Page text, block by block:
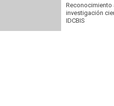
Reconocimiento
investigación
IDCBIS